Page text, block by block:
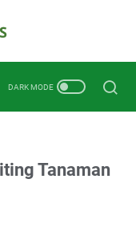
Tanaman